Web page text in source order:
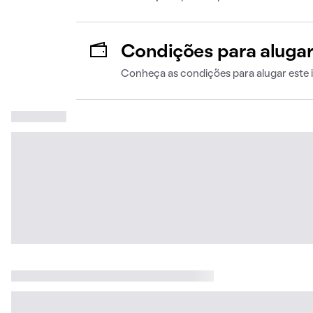
Condições para alugar
Conheça as condições para alugar este